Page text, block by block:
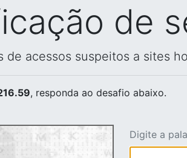
de
de acessos suspeitos a sites
, responda ao desafio abaixo.
Digite a